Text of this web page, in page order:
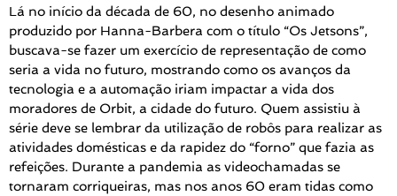
Lá no início da década de 60, no desenho animado
produzido por Hanna-Barbera com o título “Os Jetsons”,
buscava-se fazer um exercício de representação de como
seria a vida no futuro, mostrando como os avanços da
tecnologia e a automação iriam impactar a vida dos
moradores de Orbit, a cidade do futuro. Quem assistiu à
série deve se lembrar da utilização de robôs para realizar as
atividades domésticas e da rapidez do “forno” que fazia as
refeições. Durante a pandemia as videochamadas se
tornaram corriqueiras, mas nos anos 60 eram tidas como